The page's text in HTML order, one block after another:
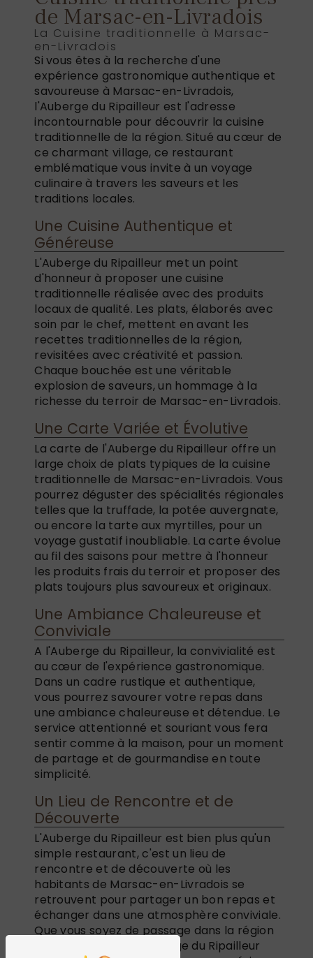
de Marsac-en-Livradois
La Cuisine traditionnelle à Marsac-
en-Livradois
Si vous êtes à la recherche d'une
expérience gastronomique authentique et
savoureuse à Marsac-en-Livradois,
l'Auberge du Ripailleur est l'adresse
incontournable pour découvrir la cuisine
traditionnelle de la région. Situé au cœur de
ce charmant village, ce restaurant
emblématique vous invite à un voyage
culinaire à travers les saveurs et les
traditions locales.
Une Cuisine Authentique et
Généreuse
L'Auberge du Ripailleur met un point
d'honneur à proposer une cuisine
traditionnelle réalisée avec des produits
locaux de qualité. Les plats, élaborés avec
soin par le chef, mettent en avant les
recettes traditionnelles de la région,
revisitées avec créativité et passion.
Chaque bouchée est une véritable
explosion de saveurs, un hommage à la
richesse du terroir de Marsac-en-Livradois.
Une Carte Variée et Évolutive
La carte de l'Auberge du Ripailleur offre un
large choix de plats typiques de la cuisine
traditionnelle de Marsac-en-Livradois. Vous
pourrez déguster des spécialités régionales
telles que la truffade, la potée auvergnate,
ou encore la tarte aux myrtilles, pour un
voyage gustatif inoubliable. La carte évolue
au fil des saisons pour mettre à l'honneur
les produits frais du terroir et proposer des
plats toujours plus savoureux et originaux.
Une Ambiance Chaleureuse et
Conviviale
A l'Auberge du Ripailleur, la convivialité est
au cœur de l'expérience gastronomique.
Dans un cadre rustique et authentique,
vous pourrez savourer votre repas dans
une ambiance chaleureuse et détendue. Le
service attentionné et souriant vous fera
sentir comme à la maison, pour un moment
de partage et de gourmandise en toute
simplicité.
Un Lieu de Rencontre et de
Découverte
L'Auberge du Ripailleur est bien plus qu'un
simple restaurant, c'est un lieu de
rencontre et de découverte où les
habitants de Marsac-en-Livradois se
retrouvent pour partager un bon repas et
échanger dans une atmosphère conviviale.
Que vous soyez de passage dans la région
ou résident local, l'Auberge du Ripailleur